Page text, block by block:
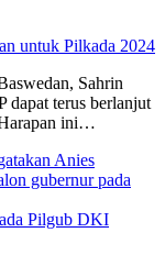
untuk Pilkada 2024
Sahrin
dapat terus berlanjut
ini…
Pilgub DKI